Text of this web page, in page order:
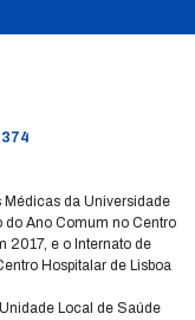
da Universidade
do Ano Comum no Centro
2017, e o Internato de
Hospitalar de Lisboa
Local de Saúde